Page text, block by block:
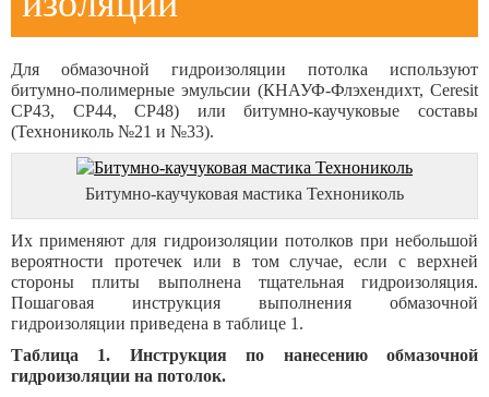
Для обмазочной гидроизоляции потолка используют
битумно-полимерные эмульсии (КНАУФ-Флэхендихт, Ceresit
CP43, CP44, CP48) или битумно-каучуковые составы
(Технониколь №21 и №33).
Битумно-каучуковая мастика Технониколь
Их применяют для гидроизоляции потолков при небольшой
вероятности протечек или в том случае, если с верхней
стороны плиты выполнена тщательная гидроизоляция.
Пошаговая инструкция выполнения обмазочной
гидроизоляции приведена в таблице 1.
Таблица 1. Инструкция по нанесению обмазочной
гидроизоляции на потолок.